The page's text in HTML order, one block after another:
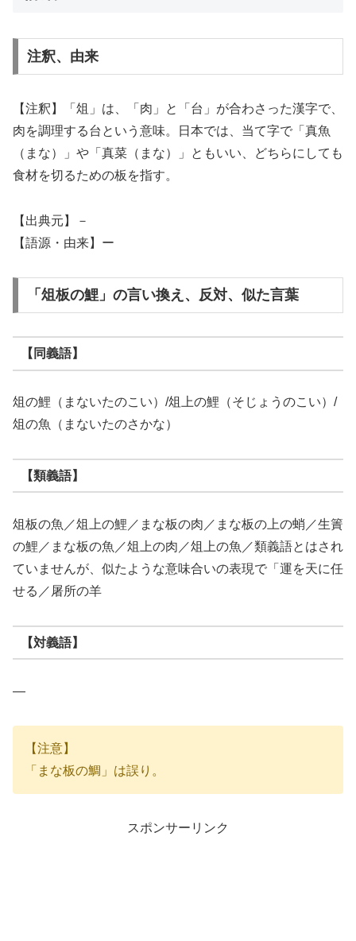
注釈、由来
【注釈】「俎」は、「肉」と「台」が合わさった漢字で、
肉を調理する台という意味。日本では、当て字で「真魚
（まな）」や「真菜（まな）」ともいい、どちらにしても
食材を切るための板を指す。
【出典元】－
【語源・由来】ー
「俎板の鯉」の言い換え、反対、似た言葉
【同義語】
俎の鯉（まないたのこい）/俎上の鯉（そじょうのこい）/
俎の魚（まないたのさかな）
【類義語】
俎板の魚／俎上の鯉／まな板の肉／まな板の上の蛸／生簀
の鯉／まな板の魚／俎上の肉／俎上の魚／類義語とはされ
ていませんが、似たような意味合いの表現で「運を天に任
せる／屠所の羊
【対義語】
―
【注意】
「まな板の鯛」は誤り。
スポンサーリンク